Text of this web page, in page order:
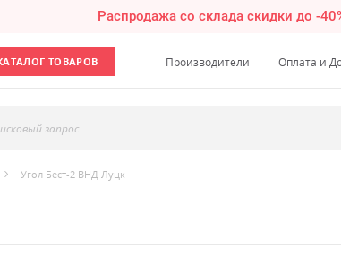
Распродажа со склада скидки до -
ТОВАРОВ Производители Оплата и
запрос
Угол Бест-2 ВНД Луцк